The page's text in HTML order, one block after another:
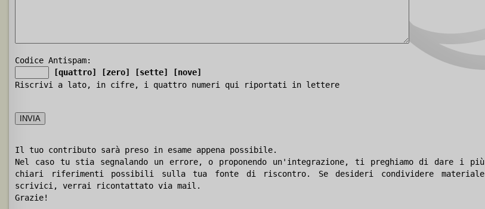
Codice Antispam:
[quattro]
[zero] [sette]
[nove]
Riscrivi a lato, in cifre, i quattro numeri qui riportati in lettere
Il tuo contributo sarà preso in esame appena possibile.
Nel caso tu stia segnalando un errore, o proponendo un'integrazione, ti preghiamo di dare i più
chiari riferimenti possibili sulla tua fonte di riscontro. Se desideri condividere materiale
scrivici, verrai ricontattato via mail.
Grazie!